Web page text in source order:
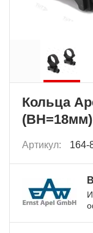
Кольца
Артикул: 164-